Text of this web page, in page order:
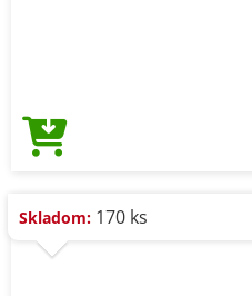
Skladom: 170 ks